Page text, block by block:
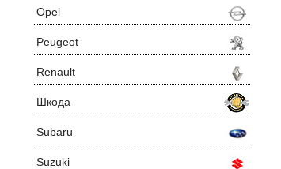
Opel
Peugeot
Renault
Шкода
Subaru
Suzuki